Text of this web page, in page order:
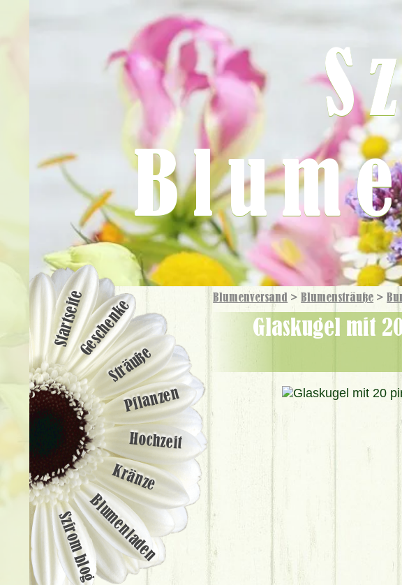
Blumenversand > Blumensträuße >
Glaskugel mit 20 pink Rosen, 6 Hypericum (20cm) - Blumenlieferung
StartseiteGeschenke
Sträuße
Pflanzen
Hochzeit
Kränze
Blumenladen
Szirom blog